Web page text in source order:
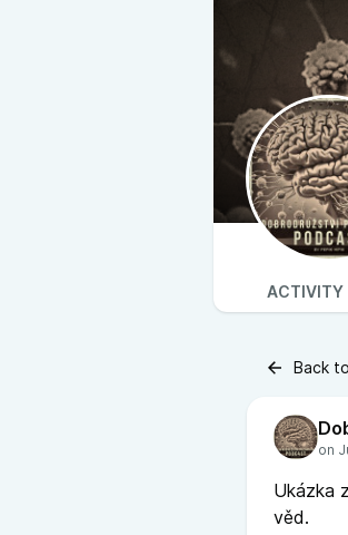
ACTIVITY
Back
Ukázka
věd.